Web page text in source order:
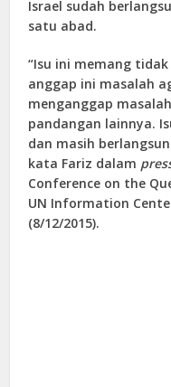
Israel sudah
satu abad.
“Isu ini memang
anggap ini masalah
menganggap
pandangan lainnya.
dan masih
kata Fariz dalam
Conference on the
UN Information
(8/12/2015).